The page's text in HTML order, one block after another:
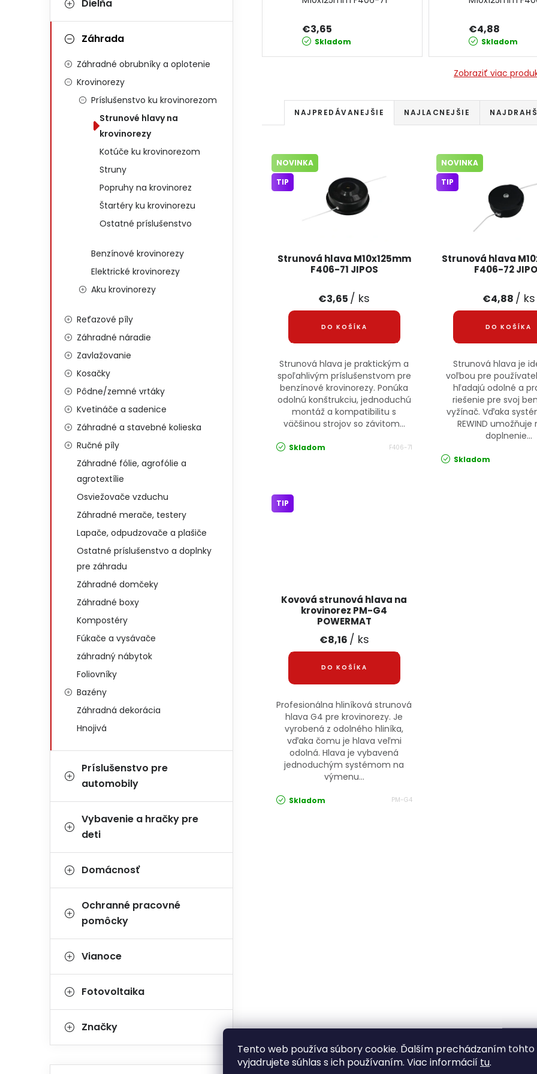
Tento web používa súbory cookie. Ďalším prechádzaním tohto
vyjadrujete súhlas s ich používaním. Viac informácií tu.
Dielňa
Záhrada
Záhradné obrubníky a oplotenie
Krovinorezy
Príslušenstvo ku krovinorezom
Strunové hlavy na
krovinorezy
Kotúče ku krovinorezom
Struny
Popruhy na krovinorez
Štartéry ku krovinorezu
Ostatné príslušenstvo
Benzínové krovinorezy
Elektrické krovinorezy
Aku krovinorezy
Reťazové píly
Záhradné náradie
Zavlažovanie
Kosačky
Pôdne/zemné vrtáky
Kvetináče a sadenice
Záhradné a stavebné kolieska
Ručné píly
Záhradné fólie, agrofólie a
agrotextílie
Osviežovače vzduchu
Záhradné merače, testery
Lapače, odpudzovače a plašiče
Ostatné príslušenstvo a doplnky
pre záhradu
Záhradné domčeky
Záhradné boxy
Kompostéry
Fúkače a vysávače
záhradný nábytok
Foliovníky
Bazény
Záhradná dekorácia
Hnojivá
Príslušenstvo pre
automobily
Vybavenie a hračky pre
deti
Domácnosť
Ochranné pracovné
pomôcky
Vianoce
Fotovoltaika
Značky
€3,65
Skladom
€4,88
Skladom
Zobraziť viac
Radenie produktov
NAJPREDÁVANEJŠIE NAJLACNEJŠIE
Výpis produktov
Strunová hlava M10x125mm
F406-71 JIPOS
NOVINKA
TIP
€3,65 / ks
DO KOŠÍKA
Strunová hlava je praktickým a
spoľahlivým príslušenstvom pre
benzínové krovinorezy. Ponúka
odolnú konštrukciu, jednoduchú
montáž a kompatibilitu s
väčšinou strojov so závitom...
Skladom F406-71
Strunová hlava
F406-72
NOVINKA
TIP
€4,88 / ks
DO KOŠÍKA
Strunová hlava je
voľbou pre
hľadajú odolné a
riešenie pre svoj
vyžínač. Vďaka
REWIND umožňuje
doplnenie...
Skladom
Kovová strunová hlava na
krovinorez PM-G4
POWERMAT
TIP
€8,16 / ks
DO KOŠÍKA
Profesionálna hliníková strunová
hlava G4 pre krovinorezy. Je
vyrobená z odolného hliníka,
vďaka čomu je hlava veľmi
odolná. Hlava je vybavená
jednoduchým systémom na
výmenu...
Skladom PM-G4